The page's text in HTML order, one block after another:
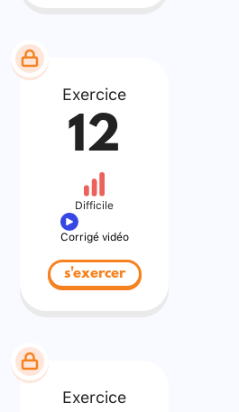
Exercice
12
Difficile
Corrigé vidéo
s'exercer
Exercice